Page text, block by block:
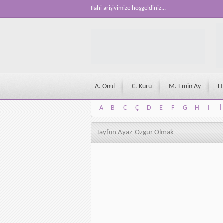
İlahi arişivimize hoşgeldiniz...
A. Önül C. Kuru M. Emin Ay
A B C Ç D E F G H I İ
A
B C Ç D E F G H I İ
Tayfun Ayaz-Özgür Olmak